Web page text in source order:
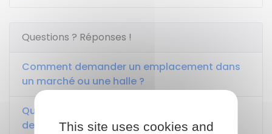
Questions ? Réponses !
Comment demander un emplacement dans
un marché ou une halle ?
Quelles sont les formalités pour modifier la
devanture d'un commerce ?
This site uses cookies and